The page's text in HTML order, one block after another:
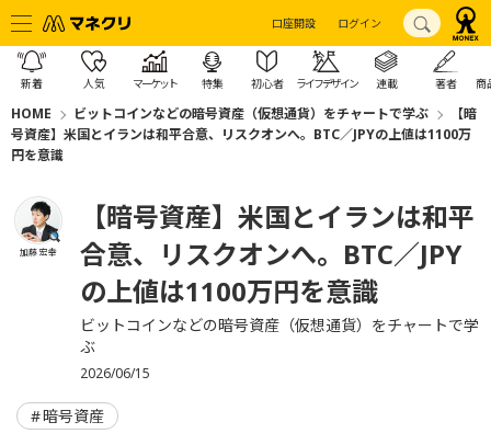
口座開設 ログイン
新着 人気 マーケット 特集 初心者 ライフデザイン 連載 著者 商
HOME ビットコインなどの暗号資産（仮想通貨）をチャートで学ぶ
【暗
号資産】米国とイランは和平合意、リスクオンへ。BTC／JPYの上値は1100万
円を意識
加藤 宏幸
【暗号資産】米国とイランは和平
合意、リスクオンへ。BTC／JPY
の上値は1100万円を意識
ビットコインなどの暗号資産（仮想通貨）をチャートで学
ぶ
2026/06/15
暗号資産